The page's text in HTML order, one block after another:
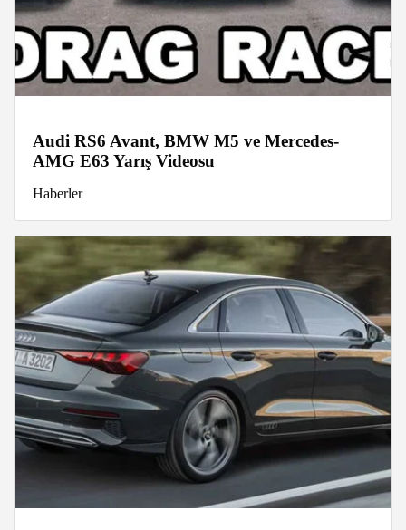
Audi RS6 Avant, BMW M5 ve Mercedes-
AMG E63 Yarış Videosu
Haberler